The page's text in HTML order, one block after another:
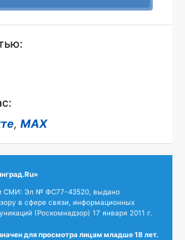
, MAX
СМИ: Эл № ФС77-43520, выдано
в сфере связи, информационных
(Роскомнадзор) 17 января 2011 г.
для просмотра лицам младше 18 лет.